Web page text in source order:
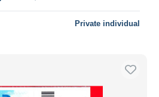
Private individual